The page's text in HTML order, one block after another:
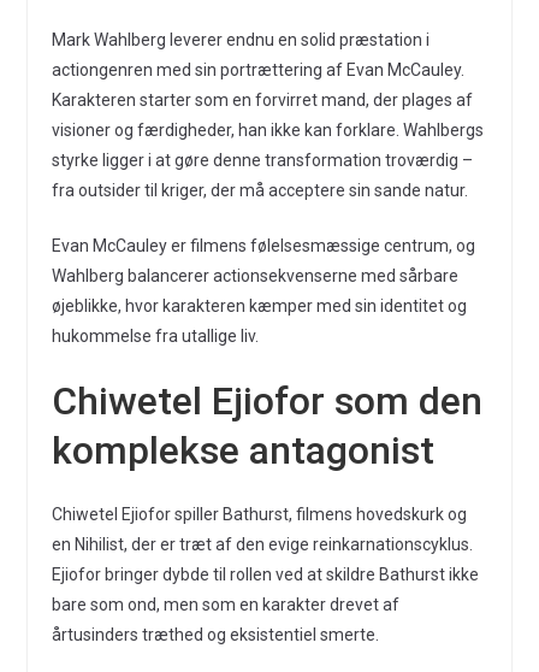
Mark Wahlberg leverer endnu en solid præstation i
actiongenren med sin portrættering af Evan McCauley.
Karakteren starter som en forvirret mand, der plages af
visioner og færdigheder, han ikke kan forklare. Wahlbergs
styrke ligger i at gøre denne transformation troværdig –
fra outsider til kriger, der må acceptere sin sande natur.
Evan McCauley er filmens følelsesmæssige centrum, og
Wahlberg balancerer actionsekvenserne med sårbare
øjeblikke, hvor karakteren kæmper med sin identitet og
hukommelse fra utallige liv.
Chiwetel Ejiofor som den
komplekse antagonist
Chiwetel Ejiofor spiller Bathurst, filmens hovedskurk og
en Nihilist, der er træt af den evige reinkarnationscyklus.
Ejiofor bringer dybde til rollen ved at skildre Bathurst ikke
bare som ond, men som en karakter drevet af
årtusinders træthed og eksistentiel smerte.